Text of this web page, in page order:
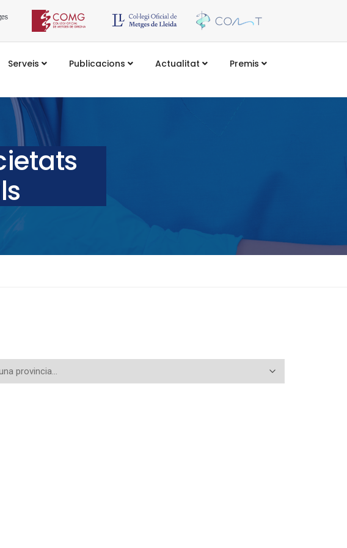
Serveis Publicacions Actualitat Premis